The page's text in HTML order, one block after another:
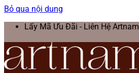
Bỏ qua nội dung
Lấy Mã Ưu Đãi - Liên Hệ Artnam